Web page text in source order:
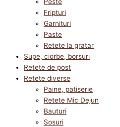
Peste
Fripturi
Garnituri
Paste
Retete la gratar
Supe, ciorbe, borsuri
Retete de post
Retete diverse
Paine, patiserie
Retete Mic Dejun
Bauturi
Sosuri